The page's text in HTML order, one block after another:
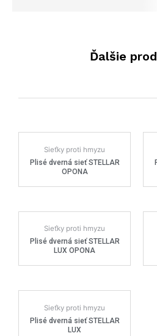
Ďalšie
Sieťky proti hmyzu
Plisé dverná sieť STELLAR
OPONA
Sieťky proti hmyzu
Plisé dverná sieť STELLAR
LUX OPONA
Sieťky proti hmyzu
Plisé dverná sieť STELLAR
LUX